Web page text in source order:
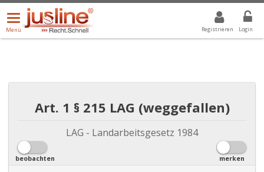
Registrieren Login
Menü
öffnen/schließen
Menü
ALLE DROPDOWN: GEWÄHLTER WERT IST ALLE
Art. 1 § 215 LAG (weggefallen)
LAG - Landarbeitsgesetz 1984
beobachten merken